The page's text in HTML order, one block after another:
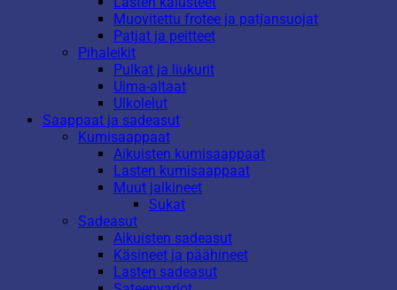
Muovitettu frotee ja patjansuojat
Patjat ja peitteet
Pihaleikit
Pulkat ja liukurit
Uima-altaat
Ulkolelut
Saappaat ja sadeasut
Kumisaappaat
Aikuisten kumisaappaat
Lasten kumisaappaat
Muut jalkineet
Sukat
Sadeasut
Aikuisten sadeasut
Käsineet ja päähineet
Lasten sadeasut